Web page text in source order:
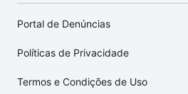
Portal de Denúncias
Políticas de Privacidade
Termos e Condições de Uso